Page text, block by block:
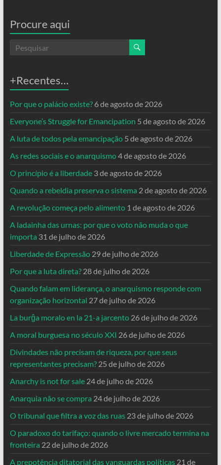
Procure aqui
+Recentes…
Por que o palácio existe? 6 de agosto de 2026
Everyone’s Struggle for Emancipation 5 de agosto de 2026
A luta de todos pela emancipação 5 de agosto de 2026
As redes sociais e o anarquismo4 de agosto de 2026
O princípio é a liberdade 3 de agosto de 2026
Quando a rebeldia preserva o sistema 2 de agosto de 2026
A revolução começa pelo alimento 1 de agosto de 2026
A ladainha das urnas: por que o voto não muda o que
importa 31 de julho de 2026
Liberdade de Expressão 29 de julho de 2026
Por que a luta direta? 28 de julho de 2026
Quando falam em liderança, o anarquismo responde com
organização horizontal 27 de julho de 2026
La burĝa moralo en la 21-a jarcento 26 de julho de 2026
A moral burguesa no século XXI 26 de julho de 2026
Divindades não precisam de riqueza, por que seus
representantes precisam? 25 de julho de 2026
Anarchy is not for sale 24 de julho de 2026
Anarquia não se compra 24 de julho de 2026
O tribunal que filtra a voz das ruas 23 de julho de 2026
O paradoxo do tarifaço: quando o livre mercado termina na
fronteira 22 de julho de 2026
A prepotência ditatorial das vanguardas políticas 21 de